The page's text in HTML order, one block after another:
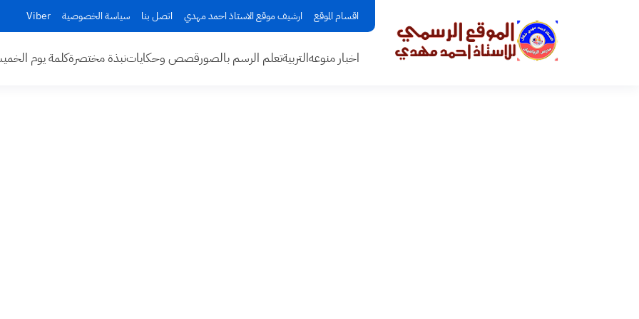
اقسام الموقع ارشيف موقع الاستاذ احمد مهدي اتصل بنا سياسة الخصوصية Viber
اخبار منوعهالتربيةتعلم الرسم بالصورقصص وحكاياتنبذة مختصرةكلمة يوم